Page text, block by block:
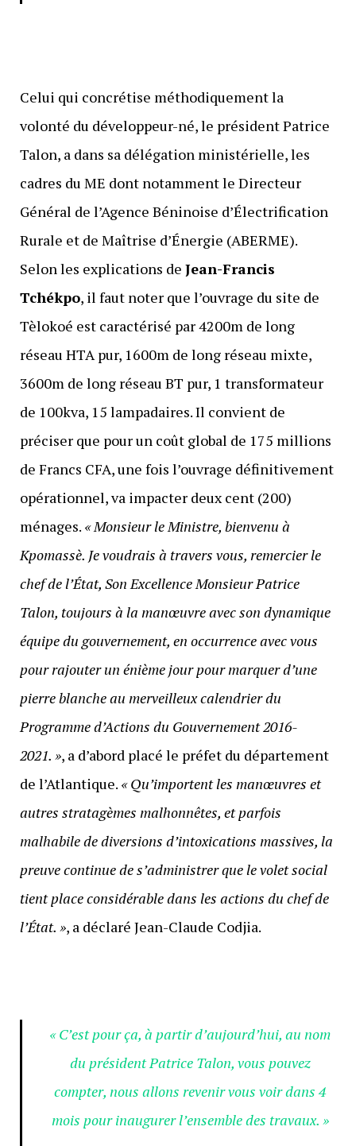
Celui qui concrétise méthodiquement la
volonté du développeur-né, le président Patrice
Talon, a dans sa délégation ministérielle, les
cadres du ME dont notamment le Directeur
Général de l’Agence Béninoise d’Électrification
Rurale et de Maîtrise d’Énergie (ABERME).
Selon les explications de Jean-Francis
Tchékpo, il faut noter que l’ouvrage du site de
Tèlokoé est caractérisé par 4200m de long
réseau HTA pur, 1600m de long réseau mixte,
3600m de long réseau BT pur, 1 transformateur
de 100kva, 15 lampadaires. Il convient de
préciser que pour un coût global de 175 millions
de Francs CFA, une fois l’ouvrage définitivement
opérationnel, va impacter deux cent (200)
ménages. « Monsieur le Ministre, bienvenu à
Kpomassè. Je voudrais à travers vous, remercier le
chef de l’État, Son Excellence Monsieur Patrice
Talon, toujours à la manœuvre avec son dynamique
équipe du gouvernement, en occurrence avec vous
pour rajouter un énième jour pour marquer d’une
pierre blanche au merveilleux calendrier du
Programme d’Actions du Gouvernement 2016-
2021. », a d’abord placé le préfet du département
de l’Atlantique. « Qu’importent les manœuvres et
autres stratagèmes malhonnêtes, et parfois
malhabile de diversions d’intoxications massives, la
preuve continue de s’administrer que le volet social
tient place considérable dans les actions du chef de
l’État. », a déclaré Jean-Claude Codjia.
« C’est pour ça, à partir d’aujourd’hui, au nom
du président Patrice Talon, vous pouvez
compter, nous allons revenir vous voir dans 4
mois pour inaugurer l’ensemble des travaux. »